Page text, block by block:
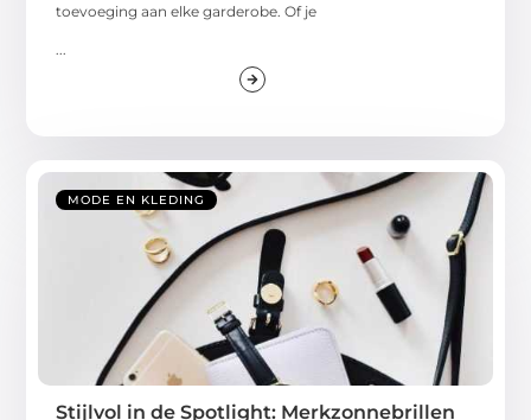
toevoeging aan elke garderobe. Of je
...
MODE EN KLEDING
Stijlvol in de Spotlight: Merkzonnebrillen